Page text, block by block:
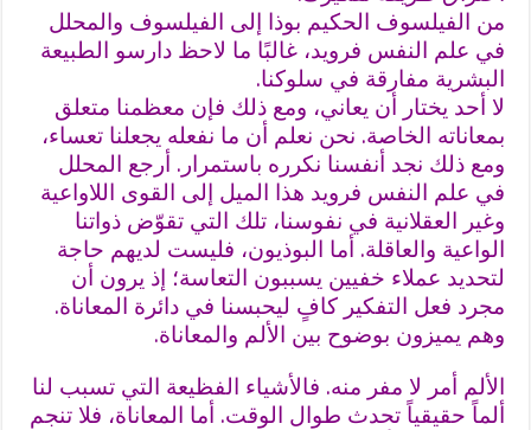
من الفيلسوف الحكيم بوذا إلى الفيلسوف والمحلل
في علم النفس فرويد، غالبًا ما لاحظ دارسو الطبيعة
البشرية مفارقة في سلوكنا.
لا أحد يختار أن يعاني، ومع ذلك فإن معظمنا متعلق
بمعاناته الخاصة. نحن نعلم أن ما نفعله يجعلنا تعساء،
ومع ذلك نجد أنفسنا نكرره باستمرار. أرجع المحلل
في علم النفس فرويد هذا الميل إلى القوى اللاواعية
وغير العقلانية في نفوسنا، تلك التي تقوّض ذواتنا
الواعية والعاقلة. أما البوذيون، فليست لديهم حاجة
لتحديد عملاء خفيين يسببون التعاسة؛ إذ يرون أن
مجرد فعل التفكير كافٍ ليحبسنا في دائرة المعاناة.
وهم يميزون بوضوح بين الألم والمعاناة.
الألم أمر لا مفر منه. فالأشياء الفظيعة التي تسبب لنا
ألماً حقيقياً تحدث طوال الوقت. أما المعاناة، فلا تنجم